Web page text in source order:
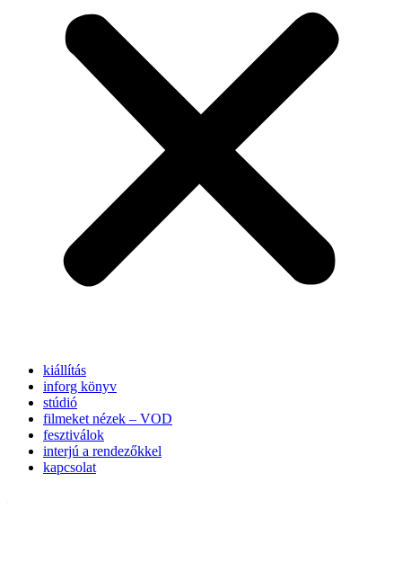
kiállítás
inforg könyv
stúdió
filmeket nézek – VOD
fesztiválok
interjú a rendezőkkel
kapcsolat